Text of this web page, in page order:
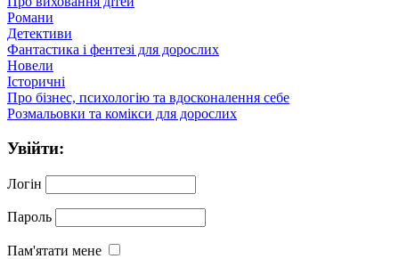
Романи
Детективи
Фантастика і фентезі для дорослих
Новели
Історичні
Про бізнес, психологію та вдосконалення себе
Розмальовки та комікси для дорослих
Увійти:
Логін
Пароль
Пам'ятати мене